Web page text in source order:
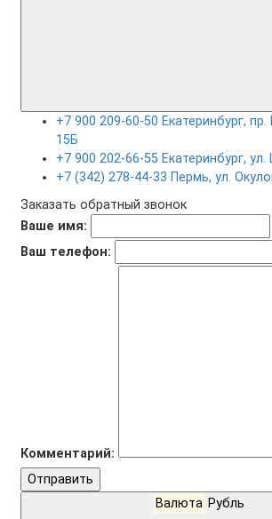
+7 900 209-60-50 Екатеринбург,
15Б
+7 900 202-66-55 Екатеринбург,
+7 (342) 278-44-33 Пермь, ул.
Заказать обратный звонок
Ваше имя:
Ваш телефон:
Комментарий:
Отправить
Валюта Рубль